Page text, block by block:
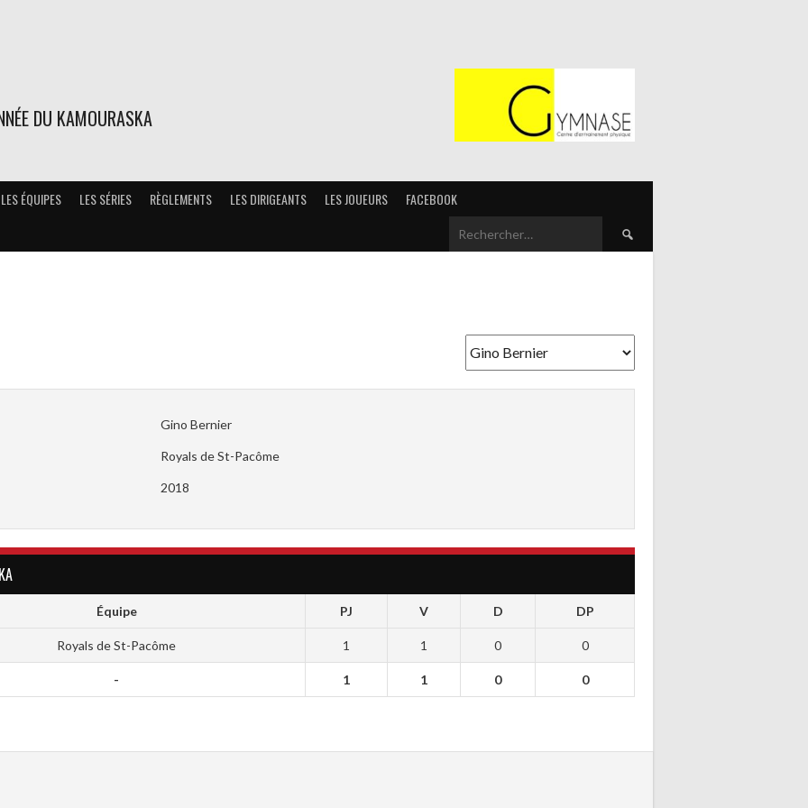
DU KAMOURASKA
LES ÉQUIPES LES SÉRIES RÈGLEMENTS LES DIRIGEANTS LES JOUEURS FACEBOOK
Rechercher :
Gino Bernier
Royals de St-Pacôme
2018
Équipe PJ V D DP
Royals de St-Pacôme 1 1 0 0
- 1 1 0 0